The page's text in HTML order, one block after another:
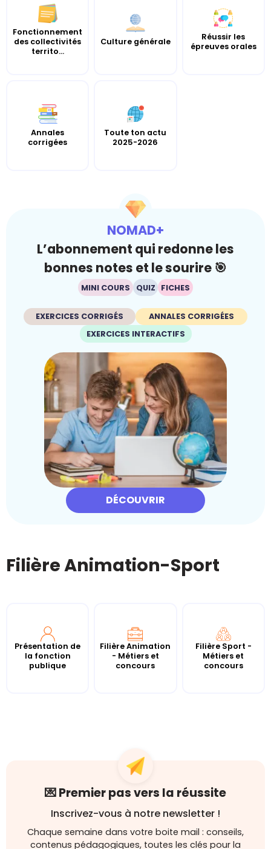
Fonctionnement
des collectivités
territo...
Culture générale
Réussir les
épreuves orales
Annales
corrigées
Toute ton actu
2025-2026
NOMAD+
L’abonnement qui redonne les
bonnes notes et le sourire 🎯
MINI COURS QUIZ FICHES
EXERCICES CORRIGÉS
ANNALES CORRIGÉES
EXERCICES INTERACTIFS
DÉCOUVRIR
Filière Animation-Sport
Présentation de
la fonction
publique
Filière Animation
- Métiers et
concours
Filière Sport -
Métiers et
concours
💌 Premier pas vers la réussite
Inscrivez-vous à notre newsletter !
Chaque semaine dans votre boite mail : conseils,
contenus pédagogiques, toutes les clés pour la